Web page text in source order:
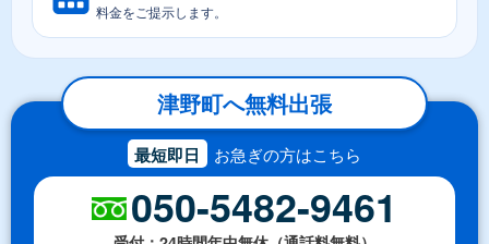
料金をご提示します。
津野町へ無料出張
最短即日 お急ぎの方はこちら
050-5482-9461